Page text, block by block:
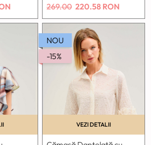
269.00 220.58 RON
NOU
-15%
VEZI DETALII